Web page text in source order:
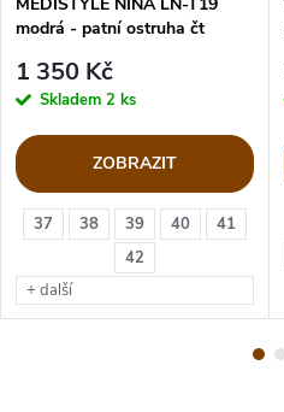
37 38 39 40
41
42
+ další
modrá - patní ostruha čt
1 350 Kč
Skladem 2 ks
ZOBRAZIT